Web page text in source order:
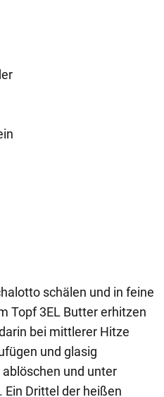
schälen und in feine
Topf 3EL Butter erhitzen
bei mittlerer Hitze
und glasig
und unter
Ein Drittel der heißen